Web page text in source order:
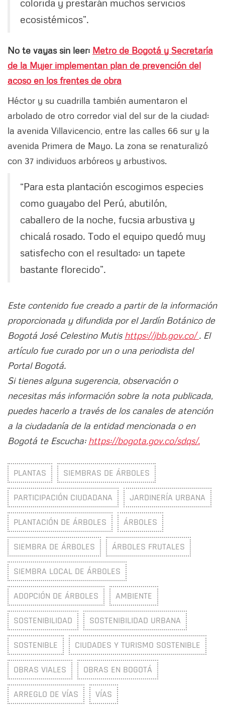
ecosistémicos”.
No te vayas sin leer: Metro de Bogotá y Secretaría
de la Mujer implementan plan de prevención del
acoso en los frentes de obra
Héctor y su cuadrilla también aumentaron el
arbolado de otro corredor vial del sur de la ciudad:
la avenida Villavicencio, entre las calles 66 sur y la
avenida Primera de Mayo. La zona se renaturalizó
con 37 individuos arbóreos y arbustivos.
“Para esta plantación escogimos especies
como guayabo del Perú, abutilón,
caballero de la noche, fucsia arbustiva y
chicalá rosado. Todo el equipo quedó muy
satisfecho con el resultado: un tapete
bastante florecido”.
Este contenido fue creado a partir de la información
proporcionada y difundida por el Jardín Botánico de
Bogotá José Celestino Mutis https://jbb.gov.co/. El
artículo fue curado por un o una periodista del
Portal Bogotá.
Si tienes alguna sugerencia, observación o
necesitas más información sobre la nota publicada,
puedes hacerlo a través de los canales de atención
a la ciudadanía de la entidad mencionada o en
Bogotá te Escucha: https://bogota.gov.co/sdqs/.
PLANTAS SIEMBRAS DE ÁRBOLES
PARTICIPACIÓN CIUDADANA JARDINERÍA URBANA
PLANTACIÓN DE ÁRBOLES ÁRBOLES
SIEMBRA DE ÁRBOLES ÁRBOLES FRUTALES
SIEMBRA LOCAL DE ÁRBOLES
ADOPCIÓN DE ÁRBOLES AMBIENTE
SOSTENIBILIDAD SOSTENIBILIDAD URBANA
SOSTENIBLE CIUDADES Y TURISMO SOSTENIBLE
OBRAS VIALES OBRAS EN BOGOTÁ
ARREGLO DE VÍAS VÍAS